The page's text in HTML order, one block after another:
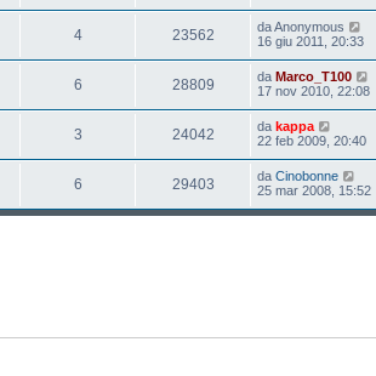
4 23562 daAnonymous
16 giu 2011, 20:33
6 28809 da Marco_T100
17 nov 2010, 22:08
3 24042 da kappa
22 feb 2009, 20:40
6 29403 da Cinobonne
25 mar 2008, 15:52